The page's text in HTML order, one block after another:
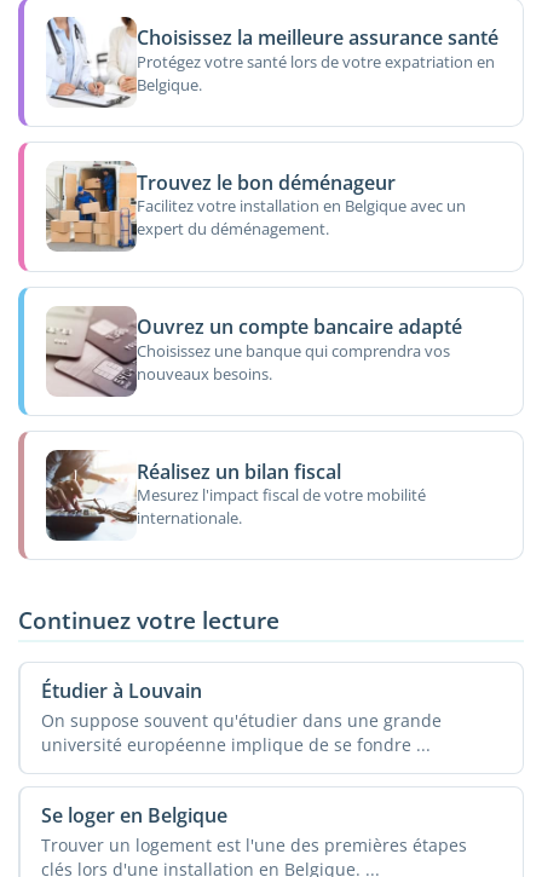
Choisissez la meilleure assurance santé
Protégez votre santé lors de votre expatriation en
Belgique.
Trouvez le bon déménageur
Facilitez votre installation en Belgique avec un
expert du déménagement.
Ouvrez un compte bancaire adapté
Choisissez une banque qui comprendra vos
nouveaux besoins.
Réalisez un bilan fiscal
Mesurez l'impact fiscal de votre mobilité
internationale.
Continuez votre lecture
Étudier à Louvain
On suppose souvent qu'étudier dans une grande
université européenne implique de se fondre ...
Se loger en Belgique
Trouver un logement est l'une des premières étapes
clés lors d'une installation en Belgique. ...